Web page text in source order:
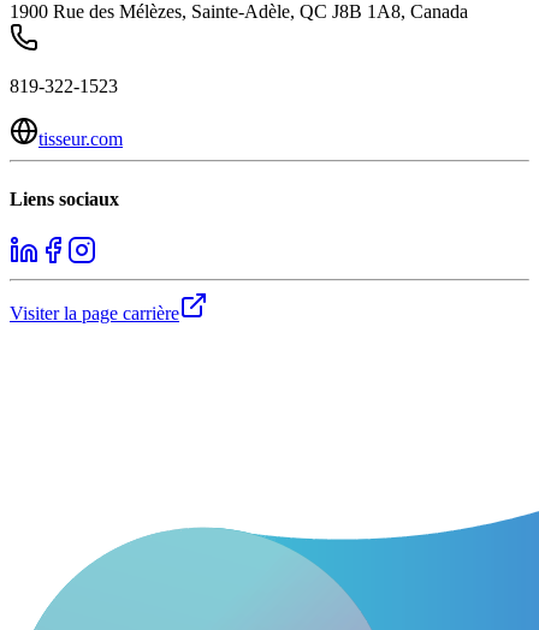
1900 Rue des Mélèzes, Sainte-Adèle, QC J8B 1A8, Canada
819-322-1523
tisseur.com
Liens sociaux
Visiter la page carrière